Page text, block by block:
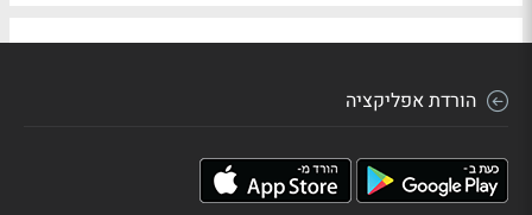
הורדת אפליקציה